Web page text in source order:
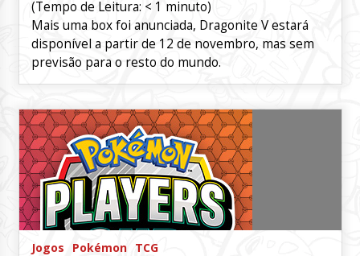
(Tempo de Leitura: < 1 minuto)
Mais uma box foi anunciada, Dragonite V estará
disponível a partir de 12 de novembro, mas sem
previsão para o resto do mundo.
Jogos Pokémon TCG